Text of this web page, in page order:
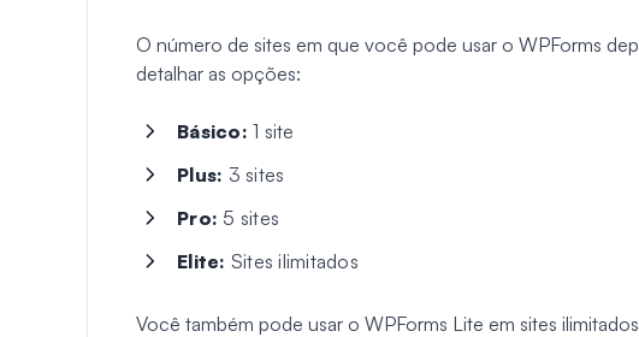
O número de sites em que você pode usar o WPForms
detalhar as opções:
Básico: 1 site
Plus: 3 sites
Pro: 5 sites
Elite: Sites ilimitados
Você também pode usar o WPForms Lite em sites